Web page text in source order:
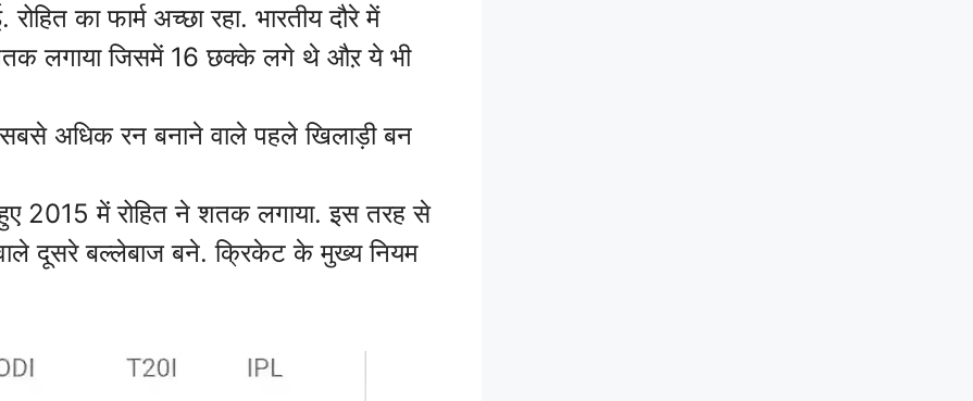
का फार्म अच्छा रहा. भारतीय दौरे में
लगाया जिसमें 16 छक्के लगे थे औऱ ये भी
अधिक रन बनाने वाले पहले खिलाड़ी बन
2015 में रोहित ने शतक लगाया. इस तरह से
दूसरे बल्लेबाज बने. क्रिकेट के मुख्य नियम